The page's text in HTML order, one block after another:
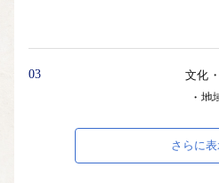
03
文化
・地
さらに